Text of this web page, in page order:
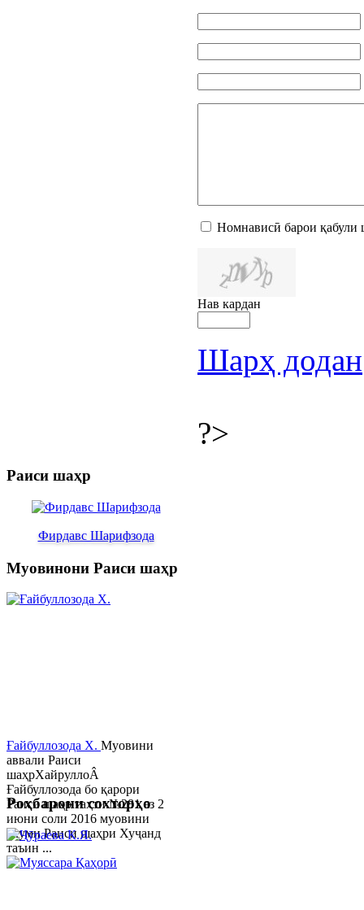
Номнависӣ барои қабули
Нав кардан
Шарҳ додан
?>
Раиси шаҳр
Фирдавс Шарифзода
Муовинони Раиси шаҳр
Ғайбуллозода Х. Муовини
аввали Раиси
шаҳрХайруллоÂ
Ғайбуллозода бо қарори
Раиси шаҳр таҳти №281 аз 2
июни соли 2016 муовини
якуми Раиси шаҳри Хуҷанд
таъин ...
Роҳбарони сохторҳо